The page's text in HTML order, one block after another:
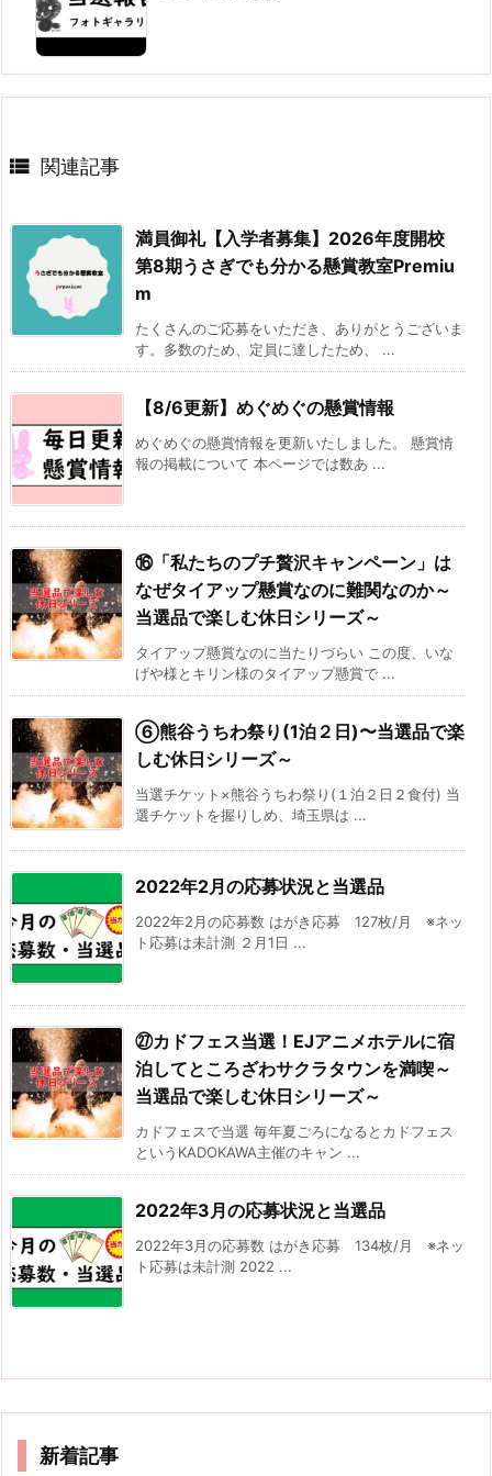
 関連記事
満員御礼【入学者募集】2026年度開校
第8期うさぎでも分かる懸賞教室Premiu
m
たくさんのご応募をいただき、ありがとうございま
す。多数のため、定員に達したため、 ...
【8/6更新】めぐめぐの懸賞情報
めぐめぐの懸賞情報を更新いたしました。 懸賞情
報の掲載について 本ページでは数あ ...
⑯「私たちのプチ贅沢キャンペーン」は
なぜタイアップ懸賞なのに難関なのか～
当選品で楽しむ休日シリーズ～
タイアップ懸賞なのに当たりづらい この度、いな
げや様とキリン様のタイアップ懸賞で ...
⑥熊谷うちわ祭り(1泊２日)〜当選品で楽
しむ休日シリーズ～
当選チケット×熊谷うちわ祭り(１泊２日２食付) 当
選チケットを握りしめ、埼玉県は ...
2022年2月の応募状況と当選品
2022年2月の応募数 はがき応募 127枚/月 ※ネッ
ト応募は未計測 ２月1日 ...
㉗カドフェス当選！EJアニメホテルに宿
泊してところざわサクラタウンを満喫～
当選品で楽しむ休日シリーズ～
カドフェスで当選 毎年夏ごろになるとカドフェス
というKADOKAWA主催のキャン ...
2022年3月の応募状況と当選品
2022年3月の応募数 はがき応募 134枚/月 ※ネッ
ト応募は未計測 2022 ...
新着記事